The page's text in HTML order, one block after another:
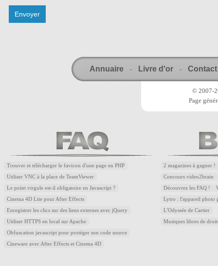
Annuaire - Livre d'or - Contact
© 2007-
Page
Trouver et télécharger le favicon d'une page en PHP
Utiliser VNC à la place de TeamViewer
Le point virgule est-il obligatoire en Javascript ?
Cinema 4D Lite pour After Effects
Enregistrer les clics sur des liens externes avec jQuery
Utiliser HTTPS en local sur Apache
Obfuscation javascript pour protéger son code source
Cineware avec After Effects et Cinema 4D
2 magazines à gagner !
Concours video2brain
Découvrez les FAQ !
Lytro : l'appareil photo
L'Odyssée de Cartier
Musiques libres de